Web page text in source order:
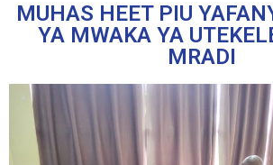
MUHAS HEET PIU
YA MWAKA YA
MRADI